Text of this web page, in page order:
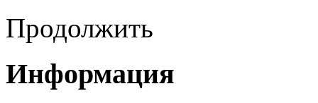
Продолжить
Информация